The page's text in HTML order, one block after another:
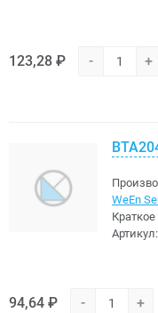
123,28 ₽ - +
WeEn
Артикул:
94,64 ₽ - +